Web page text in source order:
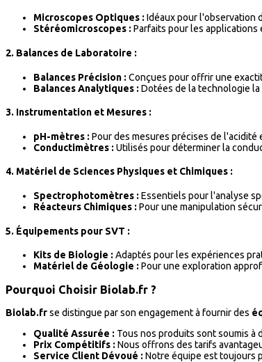
Microscopes Optiques : Idéaux pour l'observation
Stéréomicroscopes : Parfaits pour les
2. Balances de Laboratoire :
Balances Précision : Conçues pour offrir une
Balances Analytiques : Dotées de la technologie
3. Instrumentation et Mesures :
pH-mètres : Pour des mesures précises de
Conductimètres : Utilisés pour déterminer la
4. Matériel de Sciences Physiques et Chimiques :
Spectrophotomètres : Essentiels pour l'analyse
Réacteurs Chimiques : Pour une manipulation
5. Équipements pour SVT :
Kits de Biologie : Adaptés pour les expériences
Matériel de Géologie : Pour une exploration
Pourquoi Choisir Biolab.fr ?
Biolab.frse distingue par son engagement à fournir des
Qualité Assurée : Tous nos produits sont soumis
Prix Compétitifs : Nous offrons des tarifs
Service Client Dévoué : Notre équipe est toujours